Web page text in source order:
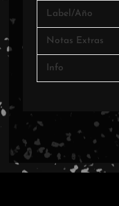
Label/Año
Notas Extras
Info